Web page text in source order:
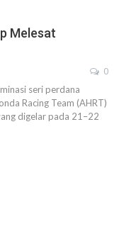
Melesat
0
seri perdana
Racing Team (AHRT)
digelar pada 21–22